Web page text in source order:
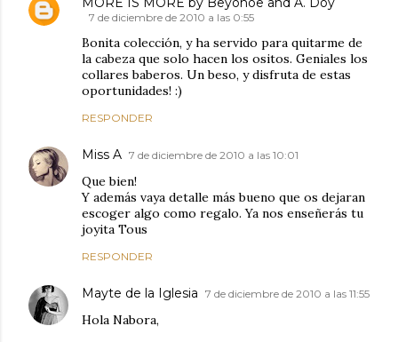
7 de diciembre de 2010 a las 0:55
Bonita colección, y ha servido para quitarme de
la cabeza que solo hacen los ositos. Geniales los
collares baberos. Un beso, y disfruta de estas
oportunidades! :)
RESPONDER
Miss A 7 de diciembre de 2010 a las 10:01
Que bien!
Y además vaya detalle más bueno que os dejaran
escoger algo como regalo. Ya nos enseñerás tu
joyita Tous
RESPONDER
Mayte de la Iglesia 7 de diciembre de 2010 a las 11:55
Hola Nabora,